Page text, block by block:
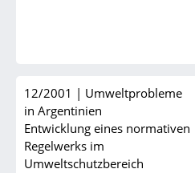
12/2001 | Umweltprobleme
in Argentinien
Entwicklung eines normativen
Regelwerks im
Umweltschutzbereich